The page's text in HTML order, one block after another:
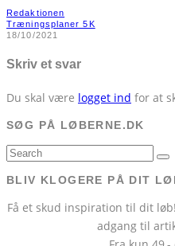
Redaktionen
Træningsplaner 5K
18/10/2021
Skriv et svar
Du skal være logget ind for at
SØG PÅ LØBERNE.DK
BLIV KLOGERE PÅ DIT
Få et skud inspiration til dit
adgang til